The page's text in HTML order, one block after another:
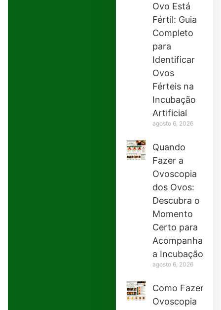
Ovo Está
Fértil: Guia
Completo
para
Identificar
Ovos
Férteis na
Incubação
Artificial
agosto 6, 2026
Quando
Fazer a
Ovoscopia
dos Ovos:
Descubra o
Momento
Certo para
Acompanhar
a Incubação
agosto 6, 2026
Como Fazer
Ovoscopia